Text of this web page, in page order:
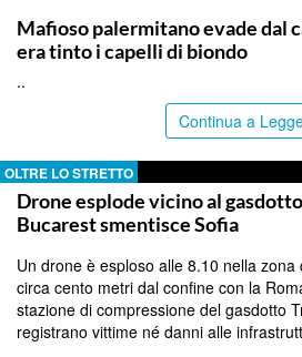
Mafioso palermitano evade dal
era tinto i capelli di biondo
..
Continua a
OLTRE LO STRETTO
Drone esplode vicino al
Bucarest smentisce Sofia
Un drone è esploso alle 8.10 nella
circa cento metri dal confine con la
stazione di compressione del gasdotto
registrano vittime né danni alle